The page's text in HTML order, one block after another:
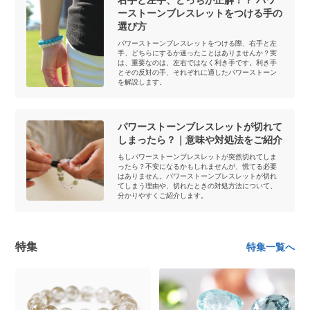
ーストーンブレスレットをつける手の
選び方
パワーストーンブレスレットをつける際、右手と左
手、どちらにするか迷ったことはありませんか？実
は、重要なのは、左右ではなく利き手です。利き手
とその反対の手、それぞれに適したパワーストーン
を解説します。
パワーストーンブレスレットが切れて
しまったら？｜意味や対処法をご紹介
もしパワーストーンブレスレットが突然切れてしま
ったら？不安になるかもしれませんが、慌てる必要
はありません。パワーストーンブレスレットが切れ
てしまう理由や、切れたときの対処方法について、
分かりやすくご紹介します。
特集 特集一覧へ